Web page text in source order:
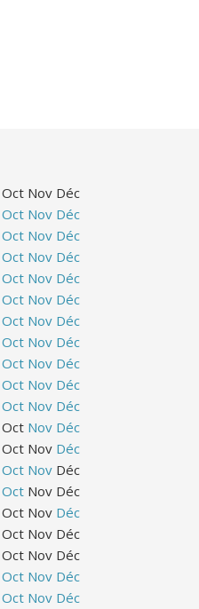
Oct Nov Déc
Oct Nov Déc
Oct Nov Déc
Oct Nov Déc
Oct Nov Déc
Oct Nov Déc
Oct Nov Déc
Oct Nov Déc
Oct Nov Déc
Oct Nov Déc
Oct Nov Déc
Oct Nov Déc
Oct Nov Déc
Oct Nov Déc
Oct Nov Déc
Oct Nov Déc
Oct Nov Déc
Oct Nov Déc
Oct Nov Déc
Oct Nov Déc